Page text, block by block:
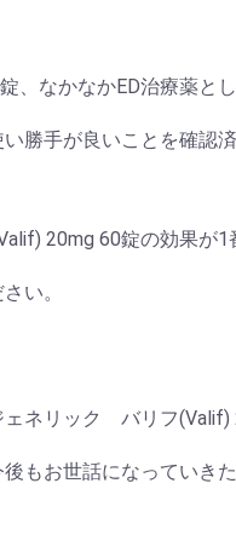
なかなかED治療薬と
勝手が良いことを確認済
20mg 60錠の効果が
い。
ネリック バリフ(Valif)
もお世話になっていきた